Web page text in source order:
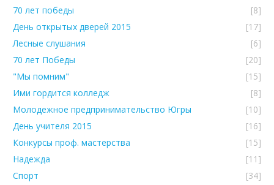
70 лет победы
[8]
День открытых дверей 2015
[17]
Лесные слушания
[6]
70 лет Победы
[20]
"Мы помним"
[15]
Ими гордится колледж
[8]
Молодежное предпринимательство Югры
[10]
День учителя 2015
[16]
Конкурсы проф. мастерства
[15]
Надежда
[11]
Спорт
[34]